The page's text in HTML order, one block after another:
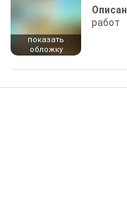
показать
обложку
работ